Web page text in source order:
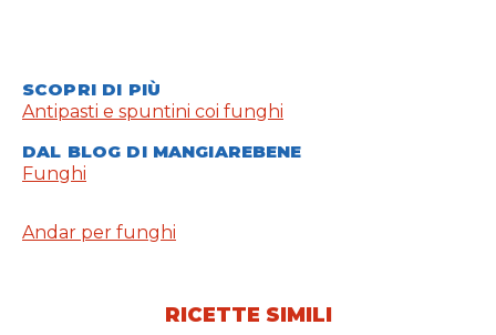
SCOPRI DI PIÙ
Antipasti e spuntini coi funghi
DAL BLOG DI MANGIAREBENE
Funghi
Andar per funghi
RICETTE SIMILI